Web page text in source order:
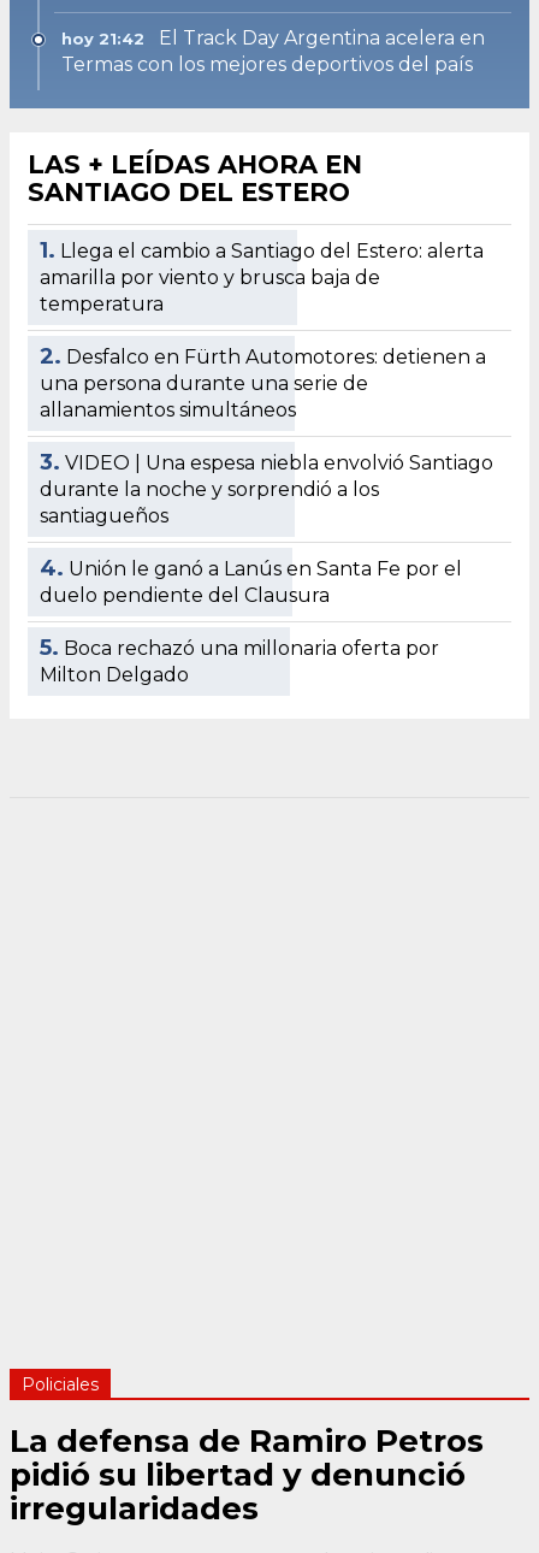
hoy 21:42
El Track Day Argentina acelera en
Termas con los mejores deportivos del país
LAS + LEÍDAS AHORA EN
SANTIAGO DEL ESTERO
1. Llega el cambio a Santiago del Estero: alerta
amarilla por viento y brusca baja de
temperatura
2. Desfalco en Fürth Automotores: detienen a
una persona durante una serie de
allanamientos simultáneos
3. VIDEO | Una espesa niebla envolvió Santiago
durante la noche y sorprendió a los
santiagueños
4. Unión le ganó a Lanús en Santa Fe por el
duelo pendiente del Clausura
5. Boca rechazó una millonaria oferta por
Milton Delgado